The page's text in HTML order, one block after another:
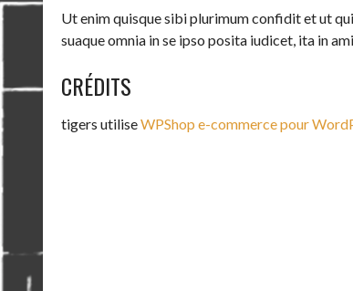
Ut enim quisque sibi plurimum confidit et ut
suaque omnia in se ipso posita iudicet, ita in
CRÉDITS
tigers utiliseWPShop e-commerce pour